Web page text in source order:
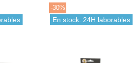
-30%
En stock: 24H laborables